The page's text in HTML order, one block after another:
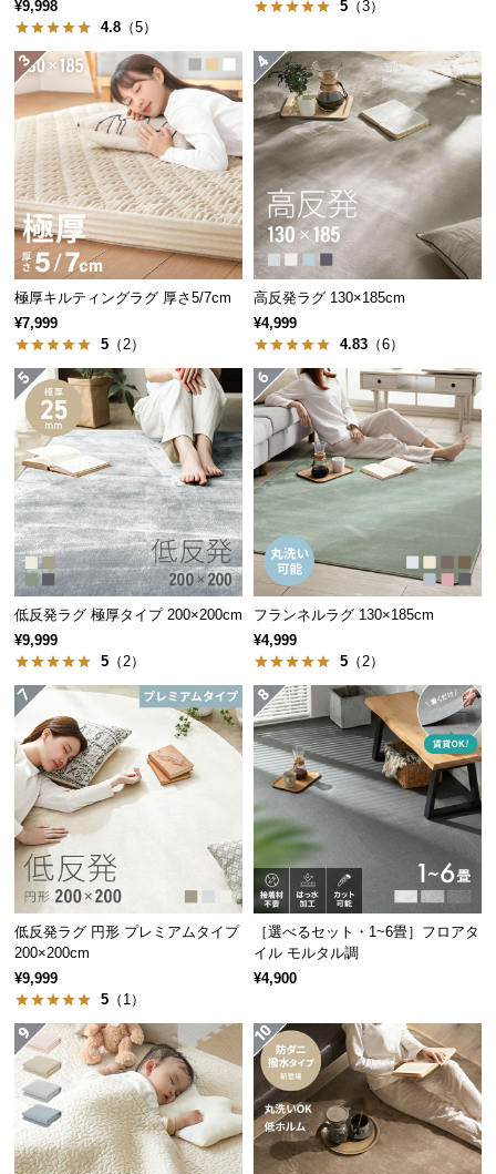
中
型
商
の
配
送
に
つ
い
て
小
型
商
品
の
配
送
に
つ
い
て
開
梱
サ
ー
ビ
ス
に
つ
い
て
搬
入
経
路
に
つ
い
て
¥9,998
4.8 （5）
5 （3）
極厚キルティングラグ 厚さ5/7cm
¥7,999
5 （2）
高反発ラグ 130×185cm
¥4,999
4.83 （6）
低反発ラグ 極厚タイプ 200×200cm
¥9,999
5 （2）
フランネルラグ 130×185cm
¥4,999
5 （2）
低反発ラグ 円形 プレミアムタイプ
200×200cm
¥9,999
5 （1）
［選べるセット・1~6畳］フロアタ
イル モルタル調
¥4,900